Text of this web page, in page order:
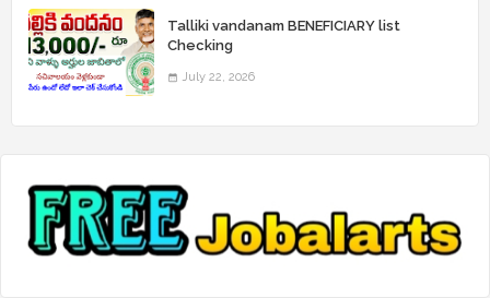
Talliki vandanam BENEFICIARY list
Checking
July 22, 2026